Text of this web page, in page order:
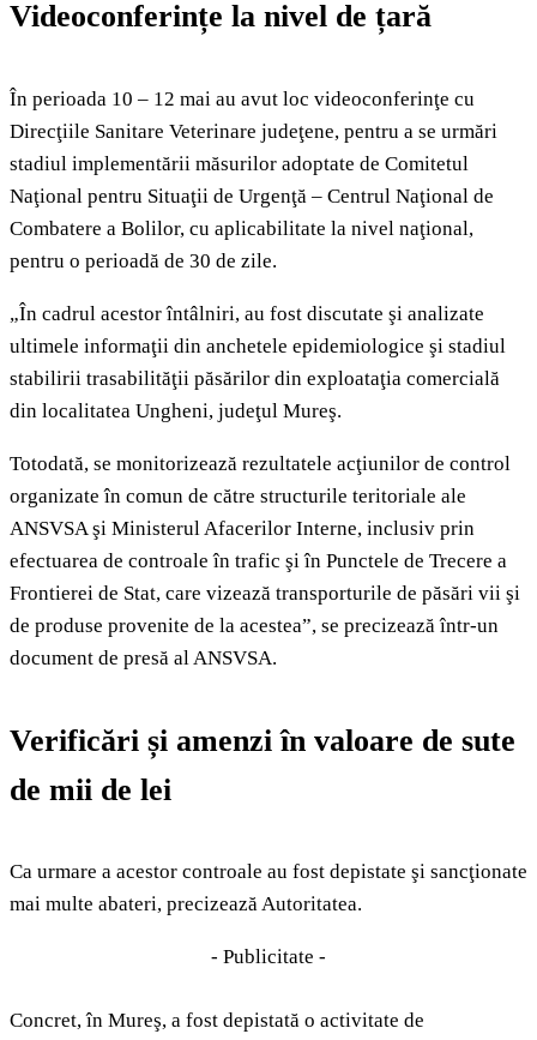
Videoconferințe la nivel de țară
În perioada 10 – 12 mai au avut loc videoconferinţe cu
Direcţiile Sanitare Veterinare judeţene, pentru a se urmări
stadiul implementării măsurilor adoptate de Comitetul
Naţional pentru Situaţii de Urgenţă – Centrul Naţional de
Combatere a Bolilor, cu aplicabilitate la nivel naţional,
pentru o perioadă de 30 de zile.
„În cadrul acestor întâlniri, au fost discutate şi analizate
ultimele informaţii din anchetele epidemiologice şi stadiul
stabilirii trasabilităţii păsărilor din exploataţia comercială
din localitatea Ungheni, judeţul Mureş.
Totodată, se monitorizează rezultatele acţiunilor de control
organizate în comun de către structurile teritoriale ale
ANSVSA şi Ministerul Afacerilor Interne, inclusiv prin
efectuarea de controale în trafic şi în Punctele de Trecere a
Frontierei de Stat, care vizează transporturile de păsări vii şi
de produse provenite de la acestea”, se precizează într-un
document de presă al ANSVSA.
Verificări și amenzi în valoare de sute
de mii de lei
Ca urmare a acestor controale au fost depistate şi sancţionate
mai multe abateri, precizează Autoritatea.
- Publicitate -
Concret, în Mureş, a fost depistată o activitate de